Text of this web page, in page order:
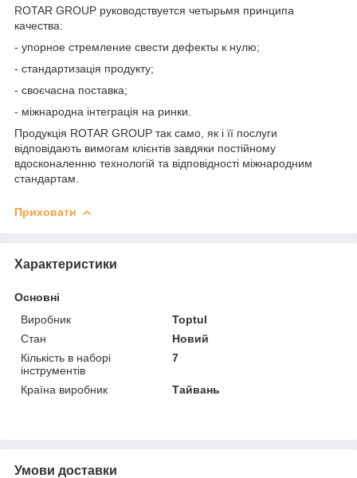
ROTAR GROUP руководствуется четырьмя принципа
качества:
- упорное стремление свести дефекты к нулю;
- стандартизація продукту;
- своєчасна поставка;
- міжнародна інтеграція на ринки.
Продукція ROTAR GROUP так само, як і її послуги
відповідають вимогам клієнтів завдяки постійному
вдосконаленню технологій та відповідності міжнародним
стандартам.
Приховати
Характеристики
Основні
Виробник
Toptul
Стан
Новий
Кількість в наборі
інструментів
7
Країна виробник Тайвань
Умови доставки